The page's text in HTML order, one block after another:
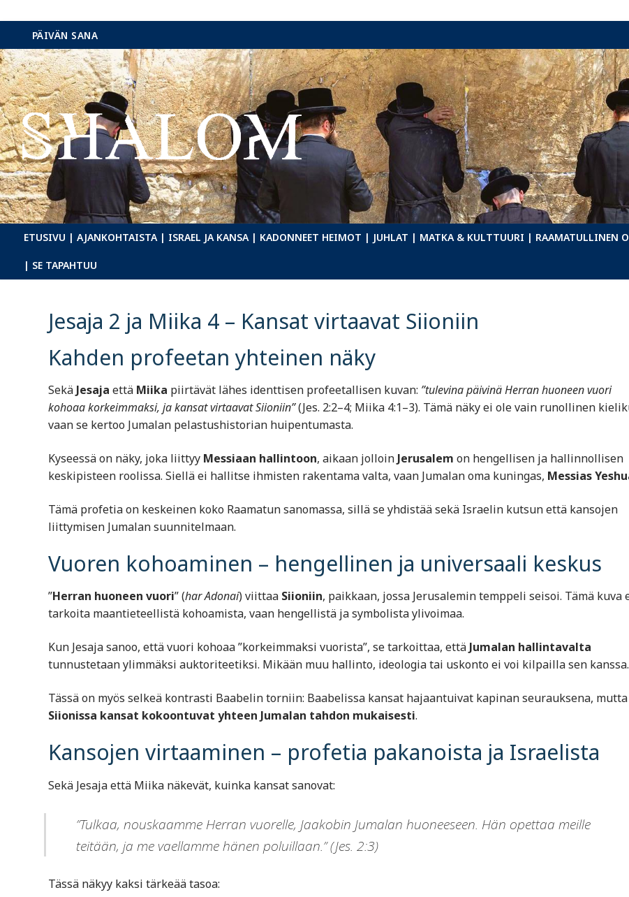
Hyppää
sisältöön
PÄIVÄN SANA
ETUSIVU | AJANKOHTAISTA | ISRAEL JA KANSA | KADONNEET HEIMOT | JUHLAT | MATKA & KULTTUURI | RAAMATULLINEN
| SE TAPAHTUU
Jesaja 2 ja Miika 4 – Kansat virtaavat Siioniin
Kahden profeetan yhteinen näky
Sekä Jesaja että Miika piirtävät lähes identtisen profeetallisen kuvan: ”tulevina päivinä Herran huoneen vuori
kohoaa korkeimmaksi, ja kansat virtaavat Siioniin”(Jes. 2:2–4; Miika 4:1–3). Tämä näky ei ole vain runollinen
vaan se kertoo Jumalan pelastushistorian huipentumasta.
Kyseessä on näky, joka liittyy Messiaan hallintoon, aikaan jolloin Jerusalem on hengellisen ja hallinnollisen
keskipisteen roolissa. Siellä ei hallitse ihmisten rakentama valta, vaan Jumalan oma kuningas, Messias
Tämä profetia on keskeinen koko Raamatun sanomassa, sillä se yhdistää sekä Israelin kutsun että kansojen
liittymisen Jumalan suunnitelmaan.
Vuoren kohoaminen – hengellinen ja universaali keskus
”Herran huoneen vuori” (har Adonai) viittaa Siioniin, paikkaan, jossa Jerusalemin temppeli seisoi. Tämä kuva
tarkoita maantieteellistä kohoamista, vaan hengellistä ja symbolista ylivoimaa.
Kun Jesaja sanoo, että vuori kohoaa ”korkeimmaksi vuorista”, se tarkoittaa, että Jumalan hallintavalta
tunnustetaan ylimmäksi auktoriteetiksi. Mikään muu hallinto, ideologia tai uskonto ei voi kilpailla sen kanssa.
Tässä on myös selkeä kontrasti Baabelin torniin: Baabelissa kansat hajaantuivat kapinan seurauksena, mutta
Siionissa kansat kokoontuvat yhteen Jumalan tahdon mukaisesti.
Kansojen virtaaminen – profetia pakanoista ja Israelista
Sekä Jesaja että Miika näkevät, kuinka kansat sanovat:
”Tulkaa, nouskaamme Herran vuorelle, Jaakobin Jumalan huoneeseen. Hän opettaa meille
teitään, ja me vaellamme hänen poluillaan.” (Jes. 2:3)
Tässä näkyy kaksi tärkeää tasoa: